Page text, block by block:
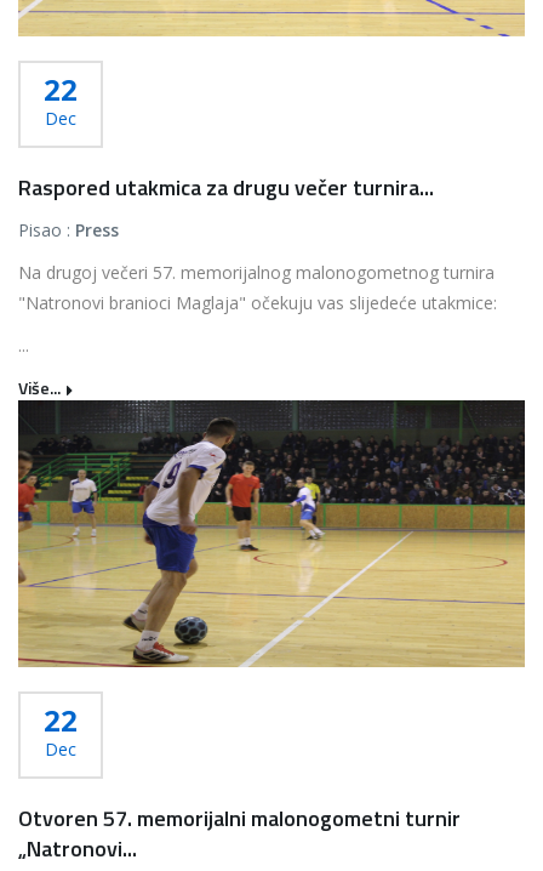
22
Dec
Raspored utakmica za drugu večer turnira...
Pisao : Press
Na drugoj večeri 57. memorijalnog malonogometnog turnira
"Natronovi branioci Maglaja" očekuju vas slijedeće utakmice:
...
Više...
22
Dec
Otvoren 57. memorijalni malonogometni turnir
„Natronovi...